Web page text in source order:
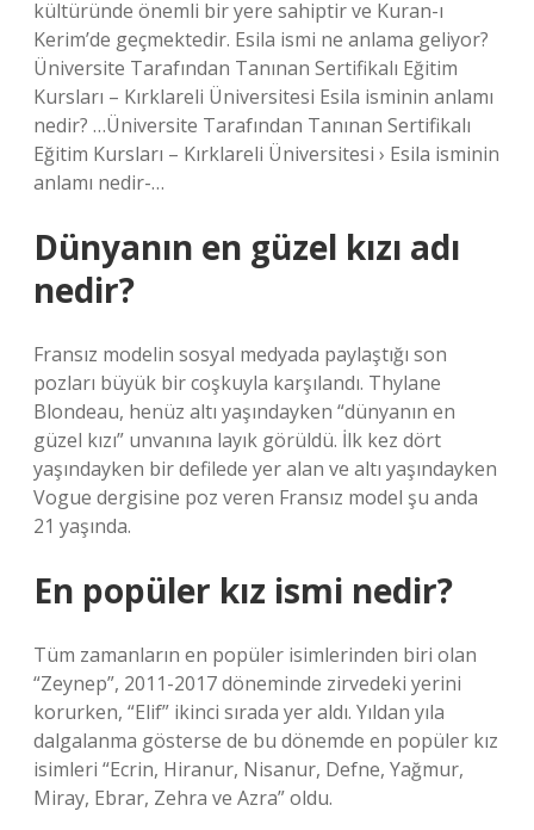
kültüründe önemli bir yere sahiptir ve Kuran-ı
Kerim’de geçmektedir. Esila ismi ne anlama geliyor?
Üniversite Tarafından Tanınan Sertifikalı Eğitim
Kursları – Kırklareli Üniversitesi Esila isminin anlamı
nedir? …Üniversite Tarafından Tanınan Sertifikalı
Eğitim Kursları – Kırklareli Üniversitesi › Esila isminin
anlamı nedir-…
Dünyanın en güzel kızı adı
nedir?
Fransız modelin sosyal medyada paylaştığı son
pozları büyük bir coşkuyla karşılandı. Thylane
Blondeau, henüz altı yaşındayken “dünyanın en
güzel kızı” unvanına layık görüldü. İlk kez dört
yaşındayken bir defilede yer alan ve altı yaşındayken
Vogue dergisine poz veren Fransız model şu anda
21 yaşında.
En popüler kız ismi nedir?
Tüm zamanların en popüler isimlerinden biri olan
“Zeynep”, 2011-2017 döneminde zirvedeki yerini
korurken, “Elif” ikinci sırada yer aldı. Yıldan yıla
dalgalanma gösterse de bu dönemde en popüler kız
isimleri “Ecrin, Hiranur, Nisanur, Defne, Yağmur,
Miray, Ebrar, Zehra ve Azra” oldu.